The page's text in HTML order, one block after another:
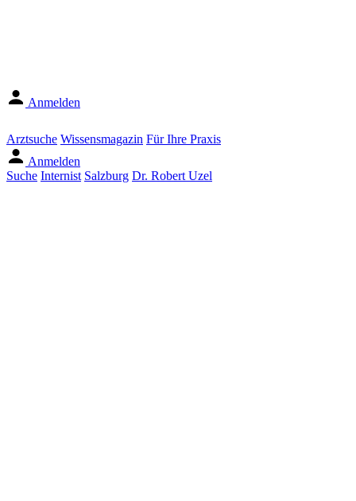
Anmelden
Arztsuche Wissensmagazin Für Ihre Praxis
Anmelden
Suche Internist Salzburg Dr. Robert Uzel